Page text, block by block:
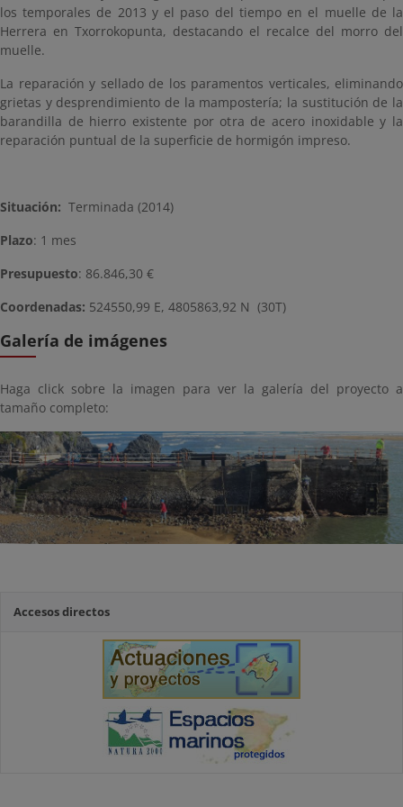
los temporales de 2013 y el paso del tiempo en el muelle de la
Herrera en Txorrokopunta, destacando el recalce del morro del
muelle.
La reparación y sellado de los paramentos verticales, eliminando
grietas y desprendimiento de la mampostería; la sustitución de la
barandilla de hierro existente por otra de acero inoxidable y la
reparación puntual de la superficie de hormigón impreso.
Situación: Terminada (2014)
Plazo: 1 mes
Presupuesto: 86.846,30 €
Coordenadas: 524550,99 E, 4805863,92 N (30T)
Galería de imágenes
Haga click sobre la imagen para ver la galería del proyecto a
tamaño completo:
Accesos directos